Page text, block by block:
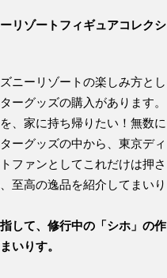
リゾートフィギュアコレクシ
ニーリゾートの楽しみ方とし
ーグッズの購入があります。
、家に持ち帰りたい！無数に
ーグッズの中から、東京ディ
ファンとしてこれだけは押さ
至高の逸品を紹介してまいり
して、修行中の「シホ」の作
いりす。